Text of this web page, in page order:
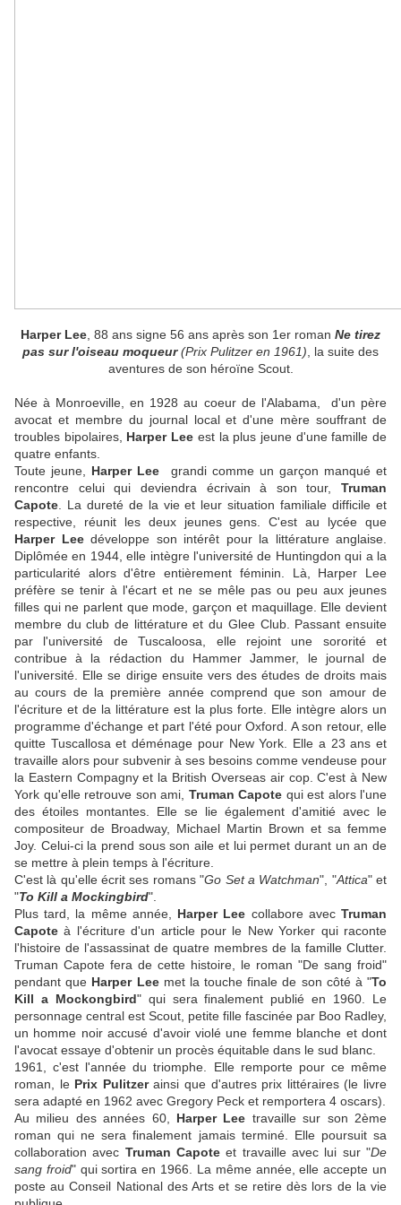
Harper Lee , 88 ans signe 56 ans après son 1er roman Ne tirez
pas sur l'oiseau moqueur(Prix Pulitzer en 1961) , la suite des
aventures de son héroïne Scout.
Née à Monroeville, en 1928 au coeur de l'Alabama, d'un père
avocat et membre du journal local et d'une mère souffrant de
troubles bipolaires, Harper Lee est la plus jeune d'une famille de
quatre enfants.
Toute jeune, Harper Lee grandi comme un garçon manqué et
rencontre celui qui deviendra écrivain à son tour, Truman
Capote . La dureté de la vie et leur situation familiale difficile et
respective, réunit les deux jeunes gens. C'est au lycée que
Harper Leedéveloppe son intérêt pour la littérature anglaise.
Diplômée en 1944, elle intègre l'université de Huntingdon qui a la
particularité alors d'être entièrement féminin. Là, Harper Lee
préfère se tenir à l'écart et ne se mêle pas ou peu aux jeunes
filles qui ne parlent que mode, garçon et maquillage. Elle devient
membre du club de littérature et du Glee Club. Passant ensuite
par l'université de Tuscaloosa, elle rejoint une sororité et
contribue à la rédaction du Hammer Jammer, le journal de
l'université. Elle se dirige ensuite vers des études de droits mais
au cours de la première année comprend que son amour de
l'écriture et de la littérature est la plus forte. Elle intègre alors un
programme d'échange et part l'été pour Oxford. A son retour, elle
quitte Tuscallosa et déménage pour New York. Elle a 23 ans et
travaille alors pour subvenir à ses besoins comme vendeuse pour
la Eastern Compagny et la British Overseas air cop. C'est à New
York qu'elle retrouve son ami, Truman Capote qui est alors l'une
des étoiles montantes. Elle se lie également d'amitié avec le
compositeur de Broadway, Michael Martin Brown et sa femme
Joy. Celui-ci la prend sous son aile et lui permet durant un an de
se mettre à plein temps à l'écriture.
C'est là qu'elle écrit ses romans "Go Set a Watchman", "Attica" et
"To Kill a Mockingbird".
Plus tard, la même année, Harper Lee collabore avecTruman
Capote à l'écriture d'un article pour le New Yorker qui raconte
l'histoire de l'assassinat de quatre membres de la famille Clutter.
Truman Capote fera de cette histoire, le roman "De sang froid"
pendant que Harper Leemet la touche finale de son côté à "To
Kill a Mockongbird" qui sera finalement publié en 1960. Le
personnage central est Scout, petite fille fascinée par Boo Radley,
un homme noir accusé d'avoir violé une femme blanche et dont
l'avocat essaye d'obtenir un procès équitable dans le sud blanc.
1961, c'est l'année du triomphe. Elle remporte pour ce même
roman, le Prix Pulitzerainsi que d'autres prix littéraires (le livre
sera adapté en 1962 avec Gregory Peck et remportera 4 oscars).
Au milieu des années 60, Harper Lee travaille sur son 2ème
roman qui ne sera finalement jamais terminé. Elle poursuit sa
collaboration avec Truman Capote et travaille avec lui sur "De
sang froid" qui sortira en 1966. La même année, elle accepte un
poste au Conseil National des Arts et se retire dès lors de la vie